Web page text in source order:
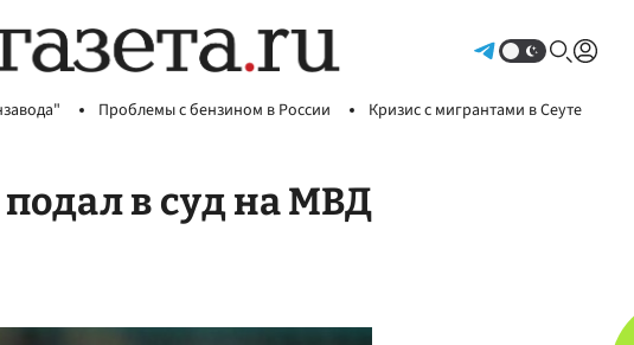
Проблемы с бензином в России Кризис с мигрантами в Сеуте
в суд на МВД